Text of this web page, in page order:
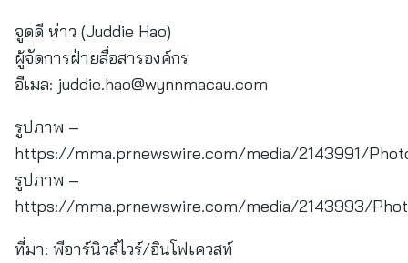
จูดดี ห่าว (Juddie Hao)
ผู้จัดการฝ่ายสื่อสารองค์กร
อีเมล: juddie.hao@wynnmacau.com
รูปภาพ –
https://mma.prnewswire.com/media/2143991/
รูปภาพ –
https://mma.prnewswire.com/media/2143993/
ที่มา: พีอาร์นิวส์ไวร์/อินโฟเควสท์